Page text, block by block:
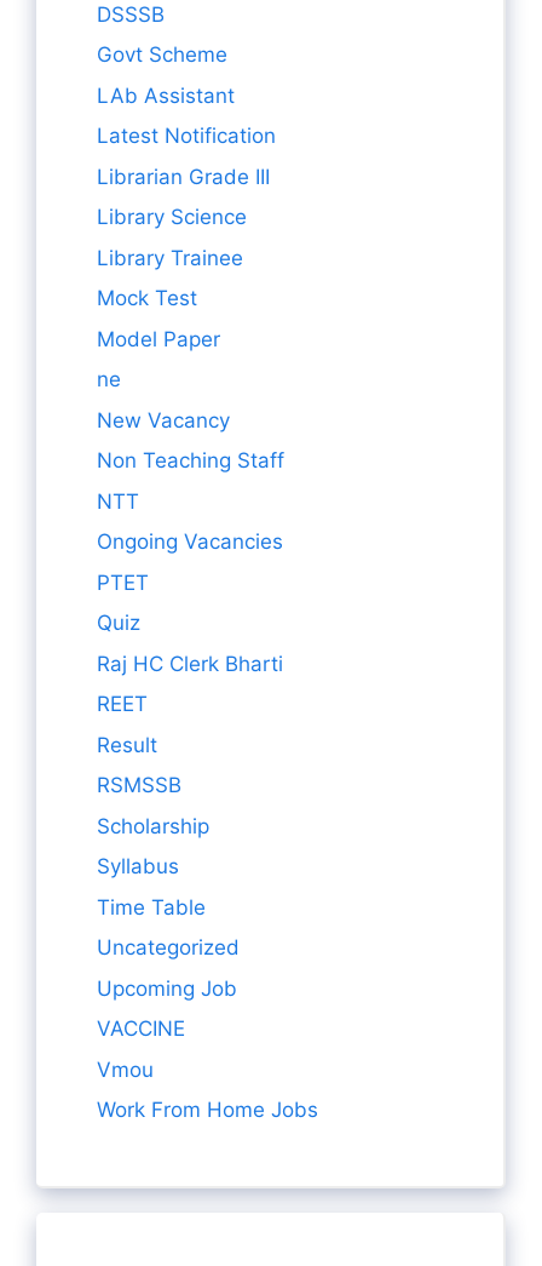
DSSSB
Govt Scheme
LAb Assistant
Latest Notification
Librarian Grade III
Library Science
Library Trainee
Mock Test
Model Paper
ne
New Vacancy
Non Teaching Staff
NTT
Ongoing Vacancies
PTET
Quiz
Raj HC Clerk Bharti
REET
Result
RSMSSB
Scholarship
Syllabus
Time Table
Uncategorized
Upcoming Job
VACCINE
Vmou
Work From Home Jobs